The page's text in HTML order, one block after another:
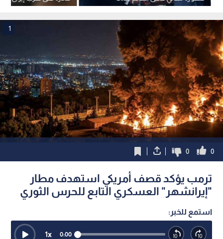
مكان
1
0
0
ترمب يؤكد قصف أمريكي استهدف مطار
"إيرانشهر" العسكري التابع للحرس الثوري
استمع للخبر:
0:00
1x